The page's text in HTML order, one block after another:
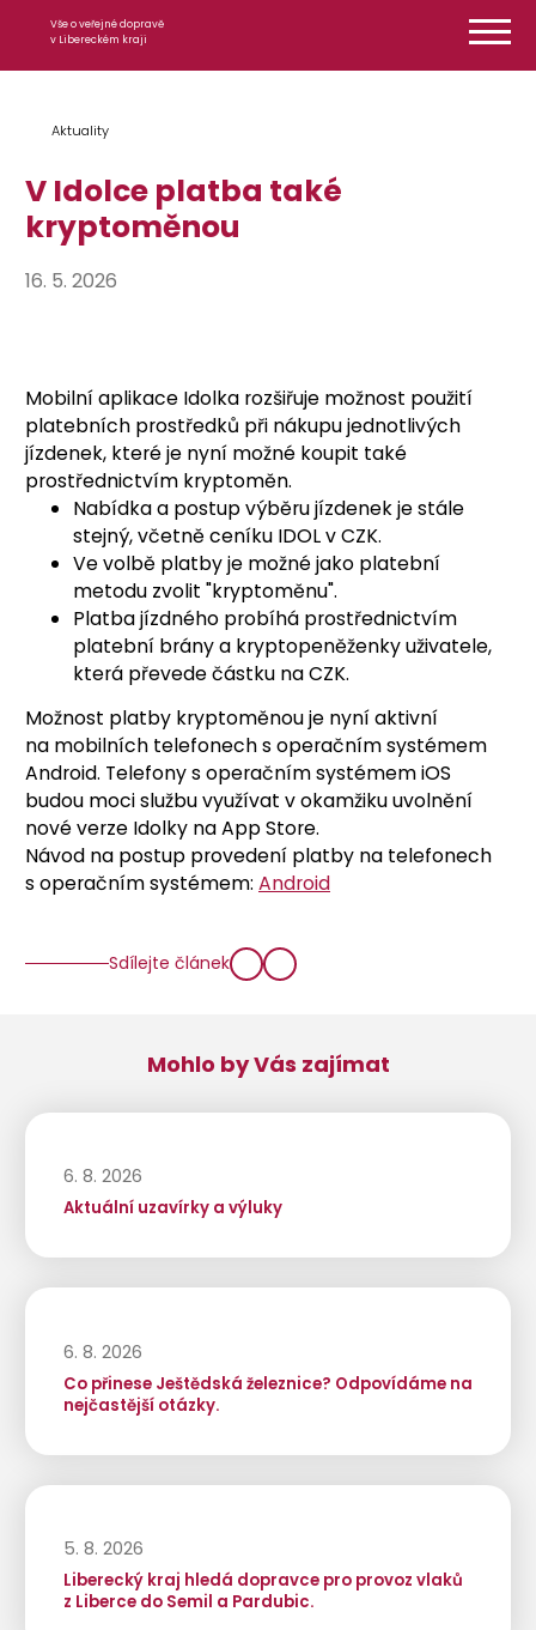
Vše o veřejné dopravě
v Libereckém kraji
Aktuality
V Idolce platba také
kryptoměnou
16. 5. 2026
Mobilní aplikace Idolka rozšiřuje možnost použití
platebních prostředků při nákupu jednotlivých
jízdenek, které je nyní možné koupit také
prostřednictvím kryptoměn.
Nabídka a postup výběru jízdenek je stále
stejný, včetně ceníku IDOL v CZK.
Ve volbě platby je možné jako platební
metodu zvolit "kryptoměnu".
Platba jízdného probíhá prostřednictvím
platební brány a kryptopeněženky uživatele,
která převede částku na CZK.
Možnost platby kryptoměnou je nyní aktivní
na mobilních telefonech s operačním systémem
Android. Telefony s operačním systémem iOS
budou moci službu využívat v okamžiku uvolnění
nové verze Idolky na App Store.
Návod na postup provedení platby na telefonech
s operačním systémem: Android
Sdílejte článek
Mohlo by Vás zajímat
6. 8. 2026
Aktuální uzavírky a výluky
6. 8. 2026
Co přinese Ještědská železnice? Odpovídáme na
nejčastější otázky.
5. 8. 2026
Liberecký kraj hledá dopravce pro provoz vlaků
z Liberce do Semil a Pardubic.